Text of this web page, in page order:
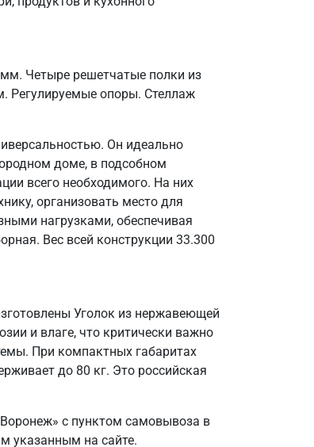
Четыре решетчатые полки из
Регулируемые опоры. Стеллаж
Он идеально
доме, в подсобном
всего необходимого. На них
организовать место для
нагрузками, обеспечивая
Вес всей конструкции 33.300
Уголок из нержавеющей
и влаге, что критически важно
При компактных габаритах
до 80 кг. Это российская
с пунктом самовывоза в
указанным на сайте.